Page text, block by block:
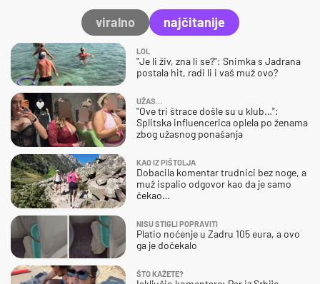
viralno najčitanije
LOL
"Je li živ, zna li se?": Snimka s Jadrana
postala hit, radi li i vaš muž ovo?
UŽAS…
"Ove tri štrace došle su u klub…":
Splitska influencerica oplela po ženama
zbog užasnog ponašanja
KAO IZ PIŠTOLJA
Dobacila komentar trudnici bez noge, a
muž ispalio odgovor kao da je samo
čekao…
NISU STIGLI POPRAVITI
Platio noćenje u Zadru 105 eura, a ovo
ga je dočekalo
ŠTO KAŽETE?